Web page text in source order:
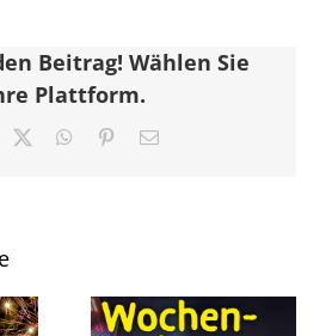
Beitrag! Wählen Sie
Plattform.
WhatsApp
Pinterest
E-